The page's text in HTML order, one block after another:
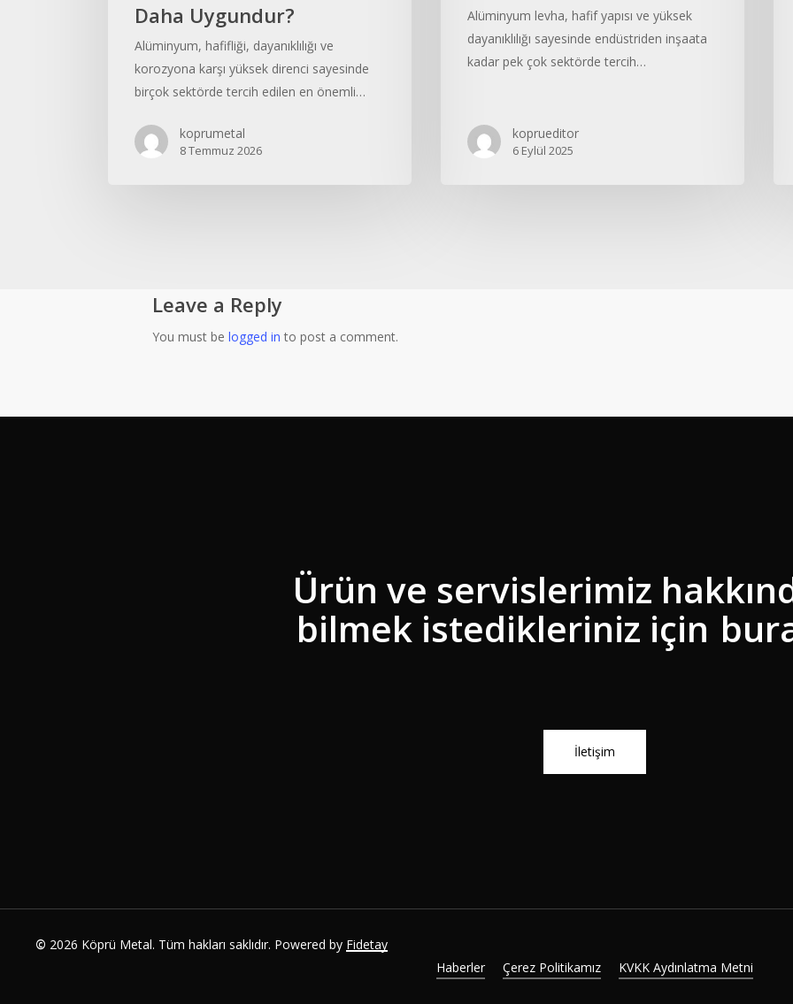
Daha Uygundur?
Alüminyum, hafifliği, dayanıklılığı ve
korozyona karşı yüksek direnci sayesinde
birçok sektörde tercih edilen en önemli…
koprumetal
8 Temmuz 2026
Alüminyum levha, hafif yapısı ve yüksek
dayanıklılığı sayesinde endüstriden inşaata
kadar pek çok sektörde tercih…
koprueditor
6 Eylül 2025
Leave a Reply
You must be logged in to post a comment.
Ürün ve servislerimiz
bilmek istedikleriniz için
İletişim
© 2026 Köprü Metal. Tüm hakları saklıdır. Powered by Fidetay
Haberler
Çerez Politikamız KVKK Aydınlatma Metni